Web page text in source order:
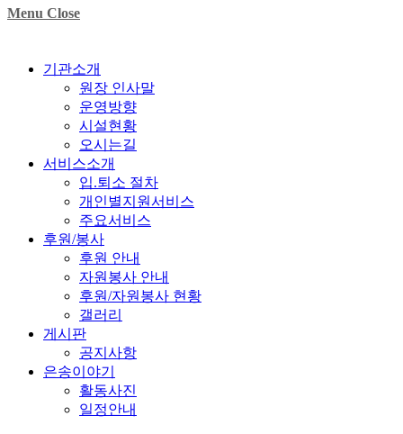
Menu Close
기관소개
원장 인사말
운영방향
시설현황
오시는길
서비스소개
입.퇴소 절차
개인별지원서비스
주요서비스
후원/봉사
후원 안내
자원봉사 안내
후원/자원봉사 현황
갤러리
게시판
공지사항
은송이야기
활동사진
일정안내